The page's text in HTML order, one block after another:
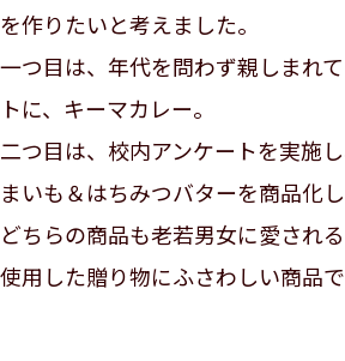
を作りたいと考えました。
一つ目は、年代を問わず親しまれ
トに、キーマカレー。
二つ目は、校内アンケートを実施
まいも＆はちみつバターを商品化し
どちらの商品も老若男女に愛され
使用した贈り物にふさわしい商品で